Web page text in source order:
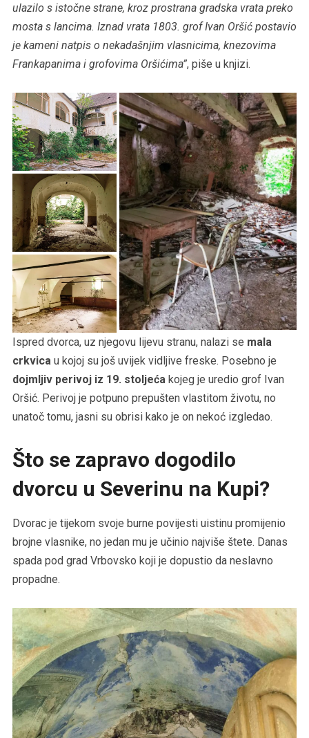
ulazilo s istočne strane, kroz prostrana gradska vrata preko
mosta s lancima. Iznad vrata 1803. grof Ivan Oršić postavio
je kameni natpis o nekadašnjim vlasnicima, knezovima
Frankapanima i grofovima Oršićima”, piše u knjizi.
Ispred dvorca, uz njegovu lijevu stranu, nalazi se mala
crkvica u kojoj su još uvijek vidljive freske. Posebno je
dojmljiv perivoj iz 19. stoljećakojeg je uredio grof Ivan
Oršić. Perivoj je potpuno prepušten vlastitom životu, no
unatoč tomu, jasni su obrisi kako je on nekoć izgledao.
Što se zapravo dogodilo
dvorcu u Severinu na Kupi?
Dvorac je tijekom svoje burne povijesti uistinu promijenio
brojne vlasnike, no jedan mu je učinio najviše štete. Danas
spada pod grad Vrbovsko koji je dopustio da neslavno
propadne.